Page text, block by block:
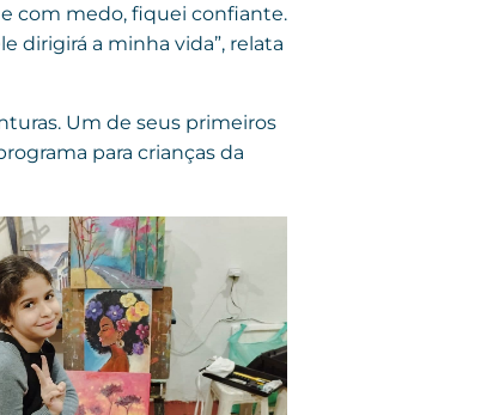
com medo, fiquei confiante.
dirigirá a minha vida”, relata
Um de seus primeiros
para crianças da